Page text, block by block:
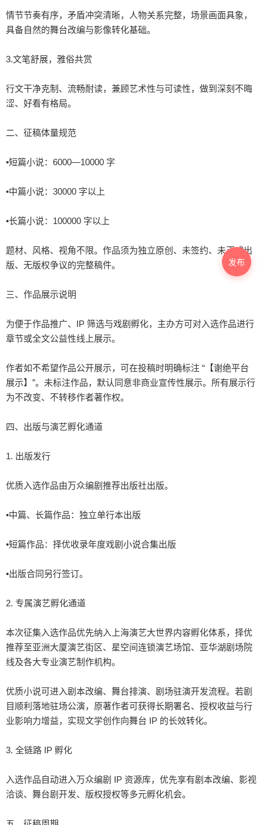
发布
情节节奏有序，矛盾冲突清晰，人物关系完整，场景画面具象，
具备自然的舞台改编与影像转化基础。
3.文笔舒展，雅俗共赏
行文干净克制、流畅耐读，兼顾艺术性与可读性，做到深刻不晦
涩、好看有格局。
二、征稿体量规范
•短篇小说：6000—10000 字
•中篇小说：30000 字以上
•长篇小说：100000 字以上
题材、风格、视角不限。作品须为独立原创、未签约、未正式出
版、无版权争议的完整稿件。
三、作品展示说明
为便于作品推广、IP 筛选与戏剧孵化，主办方可对入选作品进行
章节或全文公益性线上展示。
作者如不希望作品公开展示，可在投稿时明确标注 “【谢绝平台
展示】”。未标注作品，默认同意非商业宣传性展示。所有展示行
为不改变、不转移作者著作权。
四、出版与演艺孵化通道
1. 出版发行
优质入选作品由万众编剧推荐出版社出版。
•中篇、长篇作品：独立单行本出版
•短篇作品：择优收录年度戏剧小说合集出版
•出版合同另行签订。
2. 专属演艺孵化通道
本次征集入选作品优先纳入上海演艺大世界内容孵化体系，择优
推荐至亚洲大厦演艺街区、星空间连锁演艺场馆、亚华湖剧场院
线及各大专业演艺制作机构。
优质小说可进入剧本改编、舞台排演、剧场驻演开发流程。若剧
目顺利落地驻场公演，原著作者可获得长期署名、授权收益与行
业影响力增益，实现文学创作向舞台 IP 的长效转化。
3. 全链路 IP 孵化
入选作品自动进入万众编剧 IP 资源库，优先享有剧本改编、影视
洽谈、舞台剧开发、版权授权等多元孵化机会。